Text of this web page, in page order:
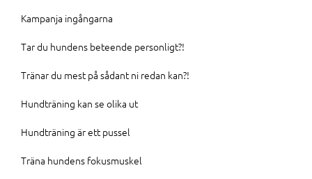
Kampanja ingångarna
Tar du hundens beteende personligt?!
Tränar du mest på sådant ni redan kan?!
Hundträning kan se olika ut
Hundträning är ett pussel
Träna hundens fokusmuskel